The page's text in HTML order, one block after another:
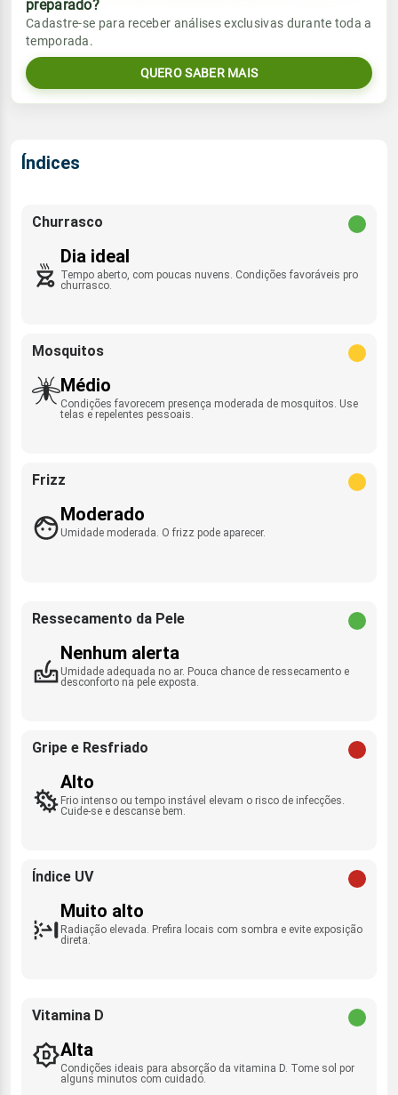
Umidade do ar
34% 80%
Rajada de vento
Sol
05:42h às 17:33h
Lua
Chuva
0.0mm
Umidade do ar
Vento
SSE - 15km/h
Rajada de vento
Sol
preparado?
Cadastre-se para receber análises exclusivas durante toda a
temporada.
QUERO SABER MAIS
Índices
Churrasco
Dia ideal
Tempo aberto, com poucas nuvens. Condições favoráveis pro
churrasco.
Mosquitos
Médio
Condições favorecem presença moderada de mosquitos. Use
telas e repelentes pessoais.
Frizz
Moderado
Umidade moderada. O frizz pode aparecer.
Ressecamento da Pele
Nenhum alerta
Umidade adequada no ar. Pouca chance de ressecamento e
desconforto na pele exposta.
Gripe e Resfriado
Alto
Frio intenso ou tempo instável elevam o risco de infecções.
Cuide-se e descanse bem.
Índice UV
Muito alto
Radiação elevada. Prefira locais com sombra e evite exposição
direta.
Vitamina D
Alta
Condições ideais para absorção da vitamina D. Tome sol por
alguns minutos com cuidado.